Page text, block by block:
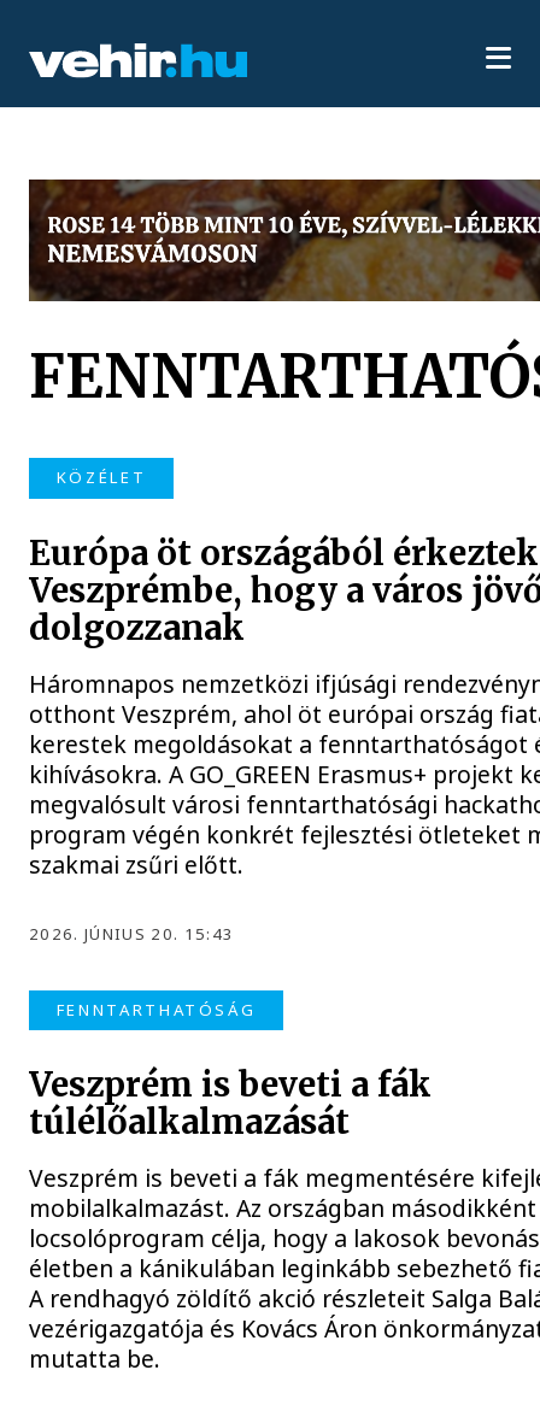
KÖZÉLET
Európa öt országából
Veszprémbe, hogy a város
dolgozzanak
Háromnapos nemzetközi ifjúsági
otthont Veszprém, ahol öt európai ország
kerestek megoldásokat a fenntarthatóságot
kihívásokra. A GO_GREEN Erasmus+ projekt
megvalósult városi fenntarthatósági
program végén konkrét fejlesztési ötleteket
szakmai zsűri előtt.
2026. JÚNIUS 20. 15:43
FENNTARTHATÓSÁG
Veszprém is beveti a fák
túlélőalkalmazását
Veszprém is beveti a fák megmentésére
mobilalkalmazást. Az országban
locsolóprogram célja, hogy a lakosok
életben a kánikulában leginkább sebezhető
A rendhagyó zöldítő akció részleteit Salga
vezérigazgatója és Kovács Áron
mutatta be.